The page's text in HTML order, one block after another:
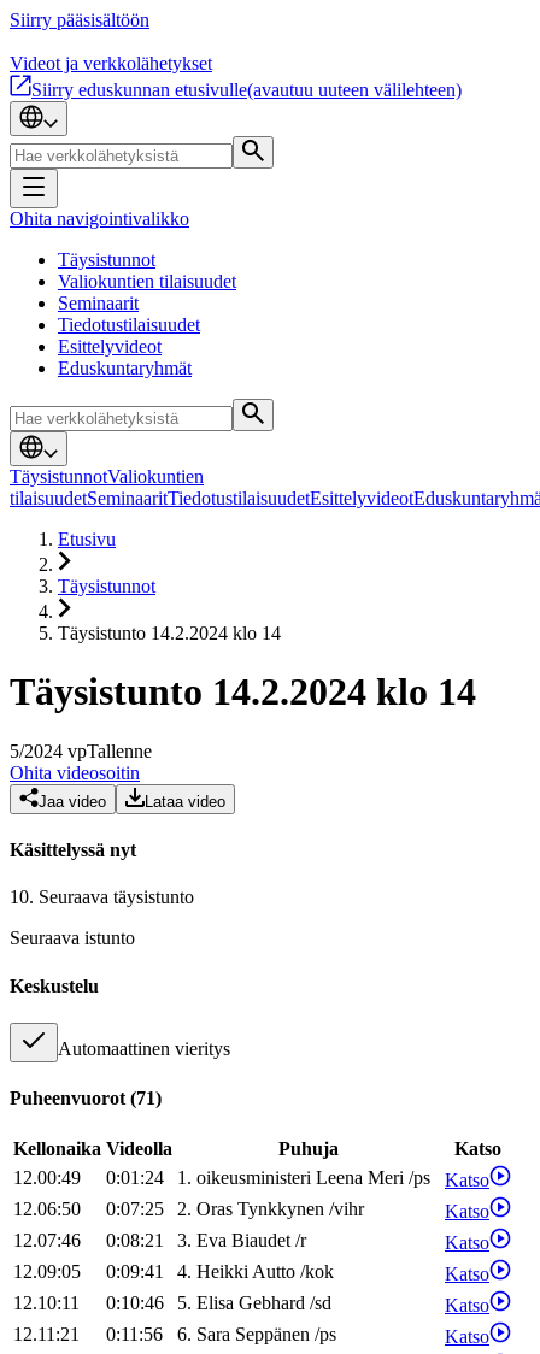
Siirry pääsisältöön
Videot ja verkkolähetykset
Siirry eduskunnan etusivulle(avautuu uuteen välilehteen)
Ohita navigointivalikko
Täysistunnot
Valiokuntien tilaisuudet
Seminaarit
Tiedotustilaisuudet
Esittelyvideot
Eduskuntaryhmät
TäysistunnotValiokuntien
tilaisuudetSeminaaritTiedotustilaisuudetEsittelyvideot
Etusivu
Täysistunnot
Täysistunto 14.2.2024 klo 14
Täysistunto 14.2.2024 klo 14
5/2024 vpTallenne
Ohita videosoitin
Jaa video Lataa video
Käsittelyssä nyt
10. Seuraava täysistunto
Seuraava istunto
Keskustelu
Automaattinen vieritys
Puheenvuorot (71)
Kellonaika Videolla Puhuja
Katso
12.00:49
0:01:24 1. oikeusministeri Leena Meri /ps
Katso
12.06:50
0:07:25 2. Oras Tynkkynen /vihr
Katso
12.07:46
0:08:21 3. Eva Biaudet/r
Katso
12.09:05
0:09:41 4. HeikkiAutto /kok
Katso
12.10:11
0:10:46 5. Elisa Gebhard /sd
Katso
12.11:21
0:11:56 6. Sara Seppänen /ps
Katso